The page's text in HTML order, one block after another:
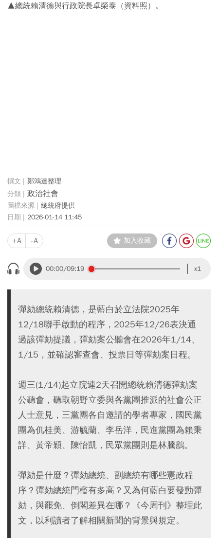
▲總統賴清德與行政院長卓榮泰（資料照）。
鄭鴻達整理
政治社會
總統府提供
2026-01-14 11:45
+A -A 加入收藏
00:00/09:19 x1
彈劾總統賴清德，是藍白於立法院2025年
12/18聯手啟動的程序，2025年12/26表決通
過該彈劾提議，彈劾案公聽會在2026年1/14、
1/15，並確認審查會、投票日等彈劾案日程。
週三(1/14)起立院連2天召開總統賴清德彈劾案
公聽會，聽取朝野立委與各黨團推派的社會公正
人士意見，三黨團各自邀請的學者專家，國民黨
團為仉桂美、游毓蘭、李岳洋，民進黨團為賴秉
詳、黃帝穎、陳怡凱，民眾黨團則是林騰鷂。
彈劾是什麼？彈劾總統、副總統有哪些憲政程
序？彈劾總統門檻有多高？又為何藍白要發動彈
劾，與罷免、倒閣差異在哪？《今周刊》整理此
文，以利讀者了解相關新聞的背景與規定。